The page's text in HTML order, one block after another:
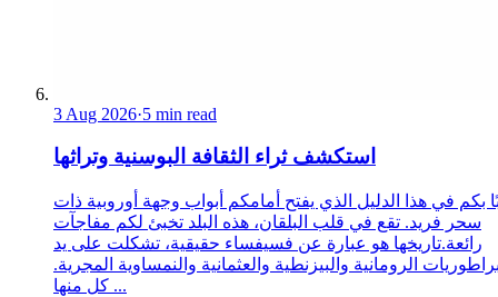
3 Aug 2026·5 min read
استكشف ثراء الثقافة البوسنية وتراثها
بكم في هذا الدليل الذي يفتح أمامكم أبواب وجهة أوروبية ذات
سحر فريد. تقع في قلب البلقان، هذه البلد تخبئ لكم مفاجآت
رائعة.تاريخها هو عبارة عن فسيفساء حقيقية، تشكلت على يد
الرومانية والبيزنطية والعثمانية والنمساوية المجرية.
كل منها ...